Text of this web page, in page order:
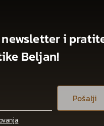
i
Beljan!
Pošalji